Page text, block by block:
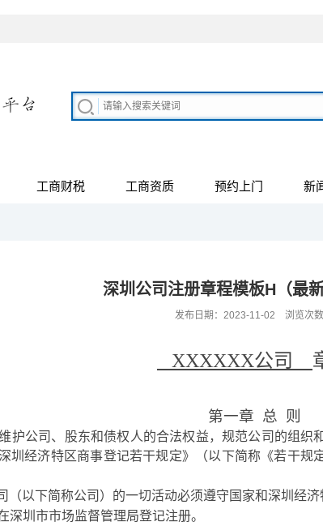
工商财税 工商资质 预约上门 新
深圳公司注册章程模板H（最新
发布日期：2023-11-02 浏览次数
XXXXXX公司
第一章 总 则
护公司、股东和债权人的合法权益，规范公司的组织
圳经济特区商事登记若干规定》（以下简称《若干
（以下简称公司）的一切活动必须遵守国家和深圳经
深圳市市场监督管理局登记注册。